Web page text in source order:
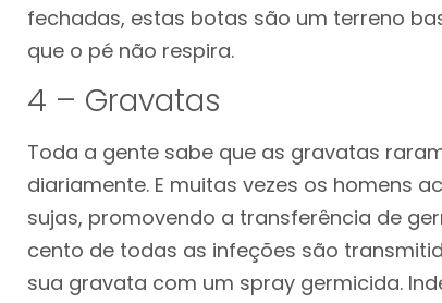
fechadas, estas botas são um terreno
que o pé não respira.
4 – Gravatas
Toda a gente sabe que as gravatas
diariamente. E muitas vezes os homens
sujas, promovendo a transferência de
cento de todas as infeções são
sua gravata com um spray germicida.